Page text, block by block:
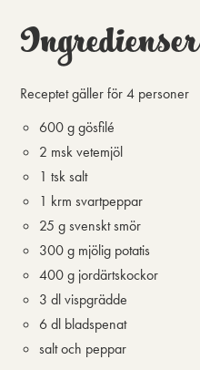
Ingredienser
Receptet gäller för4 personer
600 g gösfilé
2 msk vetemjöl
1 tsk salt
1 krm svartpeppar
25 g svenskt smör
300 g mjölig potatis
400 g jordärtskockor
3 dl vispgrädde
6 dl bladspenat
salt och peppar